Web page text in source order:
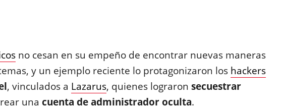
no cesan en su empeño de encontrar nuevas maneras
y un ejemplo reciente lo protagonizaron los hackers
, vinculados a Lazarus, quienes lograron secuestrar
una cuenta de administrador oculta.